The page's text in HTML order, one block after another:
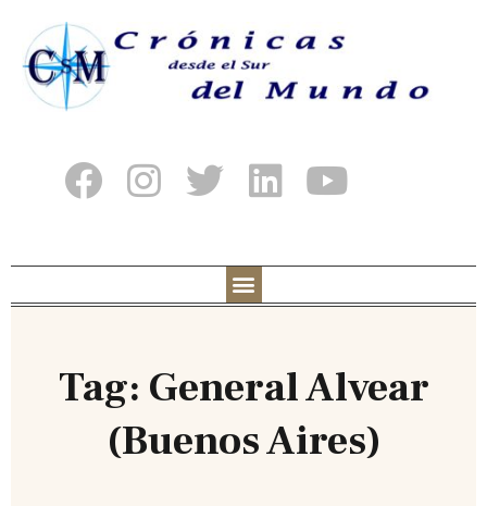
Tag: General Alvear
(Buenos Aires)